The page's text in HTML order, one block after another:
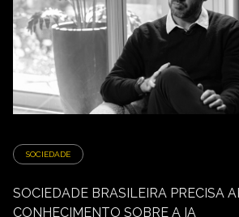
SOCIEDADE
SOCIEDADE BRASILEIRA PRECISA
CONHECIMENTO SOBRE A IA